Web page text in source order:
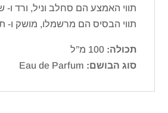
תווי האמצע הם סחלב וניל, ורד
תווי הבסיס הם מרשמלו, מושק ו-
תכולה: 100 מ”ל
סוג הבושם: